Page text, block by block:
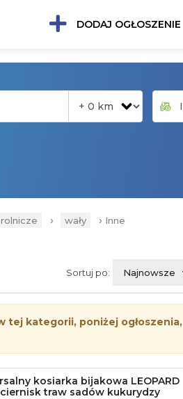
DODAJ OGŁOSZENIE
› wały › Inne
Sortuj po: Najnowsze
tej kategorii, poniżej ogłoszenia,
kosiarka bijakowa LEOPARD
traw sadów kukurydzy